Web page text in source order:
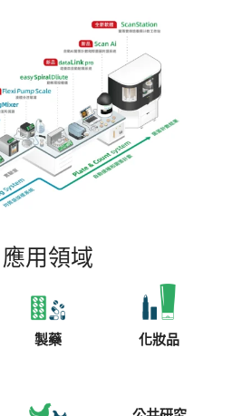
應用領域
製藥 化妝品